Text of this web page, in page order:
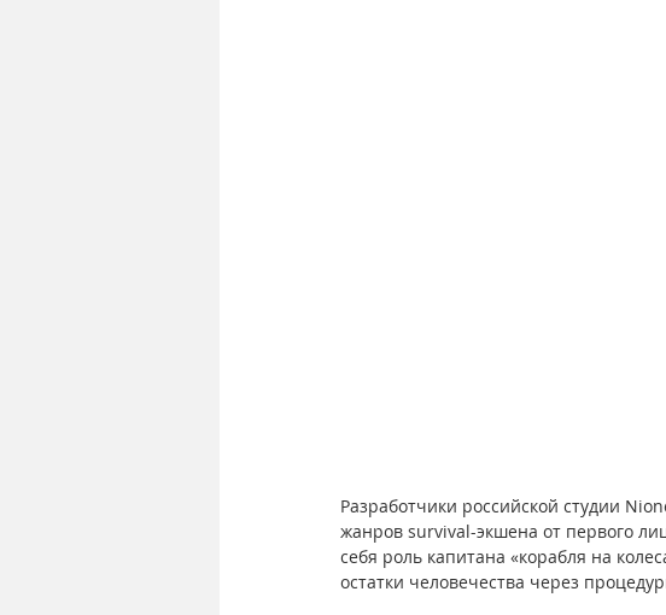
Разработчики российской студии
жанров survival-экшена от первого
себя роль капитана «корабля на
остатки человечества через